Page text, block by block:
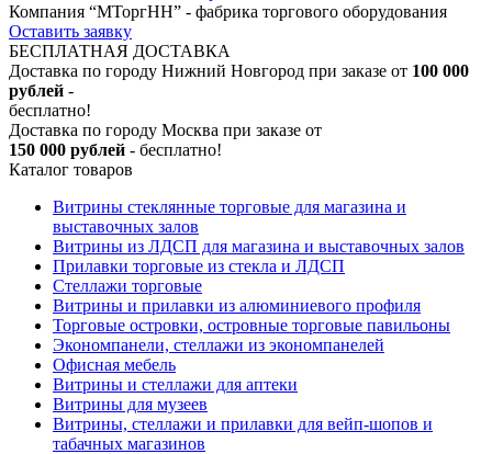
Компания “МТоргНН” - фабрика торгового оборудования
Оставить заявку
БЕСПЛАТНАЯ ДОСТАВКА
Доставка по городу Нижний Новгород при заказе от 100 000
рублей -
бесплатно!
Доставка по городу Москва при заказе от
150 000 рублей - бесплатно!
Каталог товаров
Витрины стеклянные торговые для магазина и
выставочных залов
Витрины из ЛДСП для магазина и выставочных залов
Прилавки торговые из стекла и ЛДСП
Стеллажи торговые
Витрины и прилавки из алюминиевого профиля
Торговые островки, островные торговые павильоны
Экономпанели, стеллажи из экономпанелей
Офисная мебель
Витрины и стеллажи для аптеки
Витрины для музеев
Витрины, стеллажи и прилавки для вейп-шопов и
табачных магазинов